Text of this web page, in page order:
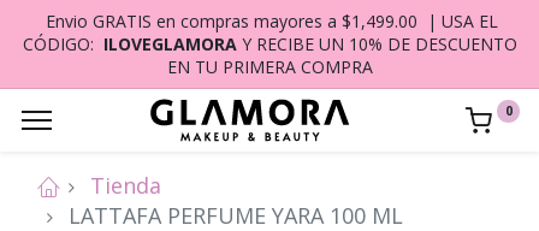
Envio GRATIS en compras mayores a $1,499.00 | USA EL
CÓDIGO: ILOVEGLAMORA Y RECIBE UN 10% DE DESCUENTO
EN TU PRIMERA COMPRA
0
Tienda
LATTAFA PERFUME YARA 100 ML